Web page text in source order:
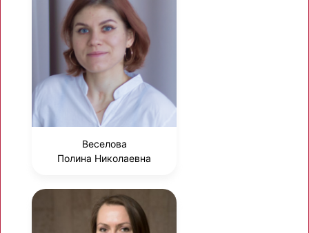
Веселова
Полина Николаевна